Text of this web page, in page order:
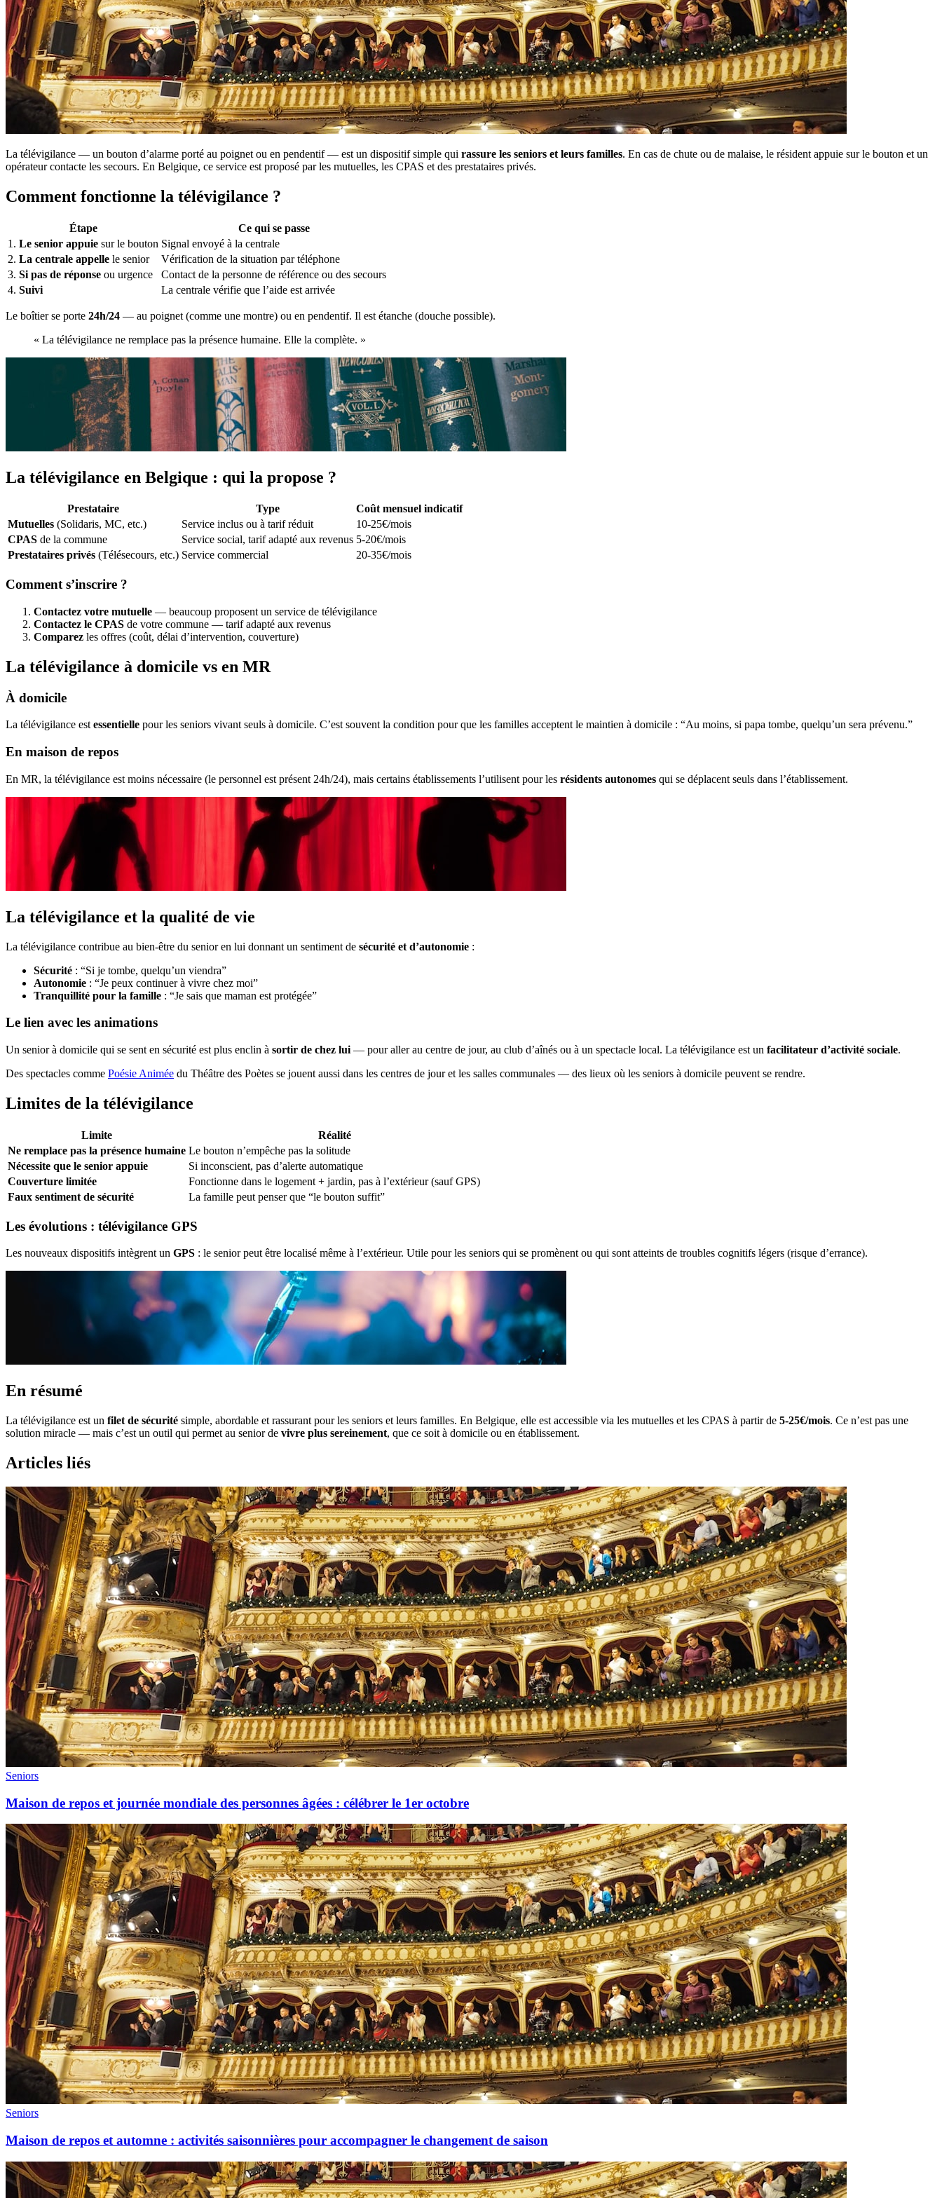
La télévigilance — un bouton d’alarme porté au poignet ou en pendentif — est un dispositif simple qui rassure les seniors et leurs familles. En cas de chute ou de malaise, le résident appuie sur le bouton et un
opérateur contacte les secours. En Belgique, ce service est proposé par les mutuelles, les CPAS et des prestataires privés.
Comment fonctionne la télévigilance ?
Étape
Ce qui se passe
1. Le senior appuie sur le bouton Signal envoyé à la centrale
2. La centrale appelle le senior
Vérification de la situation par téléphone
3. Si pas de réponse ou urgence
Contact de la personne de référence ou des secours
4. Suivi La centrale vérifie que l’aide est arrivée
Le boîtier se porte 24h/24 — au poignet (comme une montre) ou en pendentif. Il est étanche (douche possible).
« La télévigilance ne remplace pas la présence humaine. Elle la complète. »
La télévigilance en Belgique : qui la propose ?
Prestataire Type
Coût mensuel indicatif
Mutuelles (Solidaris, MC, etc.) Service inclus ou à tarif réduit
10-25€/mois
CPAS de la commune Service social, tarif adapté aux revenus 5-20€/mois
Prestataires privés (Télésecours, etc.) Service commercial 20-35€/mois
Comment s’inscrire ?
Contactez votre mutuelle — beaucoup proposent un service de télévigilance
Contactez le CPAS de votre commune — tarif adapté aux revenus
Comparez les offres (coût, délai d’intervention, couverture)
La télévigilance à domicile vs en MR
À domicile
La télévigilance estessentielle pour les seniors vivant seuls à domicile. C’est souvent la condition pour que les familles acceptent le maintien à domicile : “Au moins, si papa tombe, quelqu’un sera prévenu.”
En maison de repos
En MR, la télévigilance est moins nécessaire (le personnel est présent 24h/24), mais certains établissements l’utilisent pour les résidents autonomes qui se déplacent seuls dans l’établissement.
La télévigilance et la qualité de vie
La télévigilance contribue au bien-être du senior en lui donnant un sentiment de sécurité et d’autonomie :
Sécurité : “Si je tombe, quelqu’un viendra”
Autonomie : “Je peux continuer à vivre chez moi”
Tranquillité pour la famille : “Je sais que maman est protégée”
Le lien avec les animations
Un senior à domicile qui se sent en sécurité est plus enclin à sortir de chez lui — pour aller au centre de jour, au club d’aînés ou à un spectacle local. La télévigilance est un facilitateur d’activité sociale.
Des spectacles comme Poésie Animée du Théâtre des Poètes se jouent aussi dans les centres de jour et les salles communales — des lieux où les seniors à domicile peuvent se rendre.
Limites de la télévigilance
Limite
Réalité
Ne remplace pas la présence humaine Le bouton n’empêche pas la solitude
Nécessite que le senior appuie
Si inconscient, pas d’alerte automatique
Couverture limitée
Fonctionne dans le logement + jardin, pas à l’extérieur (sauf GPS)
Faux sentiment de sécurité
La famille peut penser que “le bouton suffit”
Les évolutions : télévigilance GPS
Les nouveaux dispositifs intègrent un GPS : le senior peut être localisé même à l’extérieur. Utile pour les seniors qui se promènent ou qui sont atteints de troubles cognitifs légers (risque d’errance).
En résumé
La télévigilance est un filet de sécurité simple, abordable et rassurant pour les seniors et leurs familles. En Belgique, elle est accessible via les mutuelles et les CPAS à partir de 5-25€/mois. Ce n’est pas une
solution miracle — mais c’est un outil qui permet au senior de vivre plus sereinement, que ce soit à domicile ou en établissement.
Articles liés
Seniors
Maison de repos et journée mondiale des personnes âgées : célébrer le 1er octobre
Seniors
Maison de repos et automne : activités saisonnières pour accompagner le changement de saison